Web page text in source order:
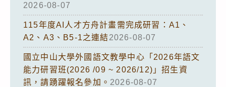
2026-08-07
115年度AI人才方舟計畫需完成研習：A1、
A2、A3、B5-1之連結2026-08-07
國立中山大學外國語文教學中心「2026年語文
能力研習班(2026 /09 ~ 2026/12)」招生資
訊，請踴躍報名參加。 2026-08-07